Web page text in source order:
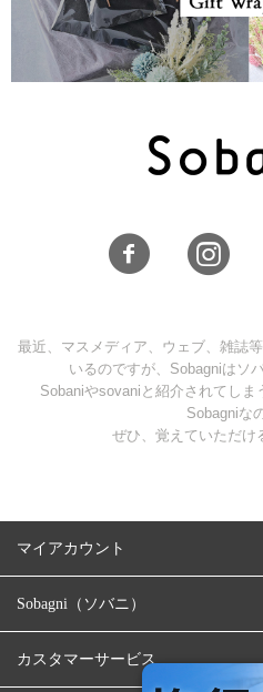
最近、マスメディア、ウェブ、雑誌
いるのですが、Sobagniはソ
Sobaniやsovaniと紹介されてし
Sobagniな
ぜひ、覚えていただけ
マイアカウント
Sobagni（ソバニ）
カスタマーサービス